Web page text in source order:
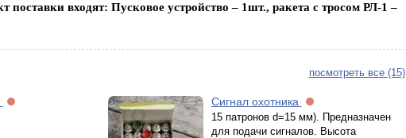
поставки входят: Пусковое устройство – 1шт., ракета с тросом РЛ-1 –
посмотреть все (15)
Сигнал охотника
15 патронов d=15 мм). Предназначен
для подачи сигналов. Высота